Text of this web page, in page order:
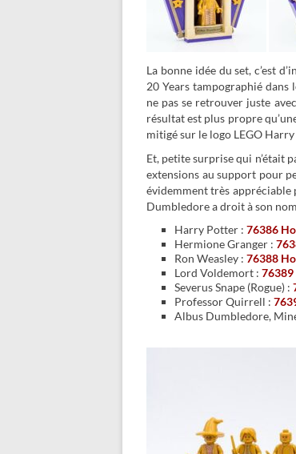
La bonne idée du set, c’est
20 Years tampographié
ne pas se retrouver juste
résultat est plus propre
mitigé sur le logo LEGO
Et, petite surprise qui n’était
extensions au support pour
évidemment très appréciable
Dumbledore a droit à son
Harry Potter : 76386
Hermione Granger :
Ron Weasley : 76388
Lord Voldemort : 76389
Severus Snape (Rogue) :
Professor Quirrell :
Albus Dumbledore,